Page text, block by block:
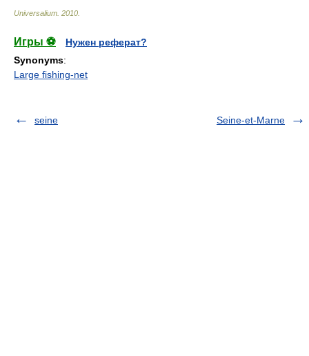
Universalium 2010
Игры ⚽
Нужен реферат?
Synonyms:
Large fishing-net
seine Seine-et-Marne